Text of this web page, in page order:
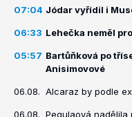
07:04 Jódar vyřídil i
06:33 Lehečka neměl
05:57 Bartůňková po
Anisimovové
06.08. Alcaraz by podle
06.08. Pegulaová nadělila